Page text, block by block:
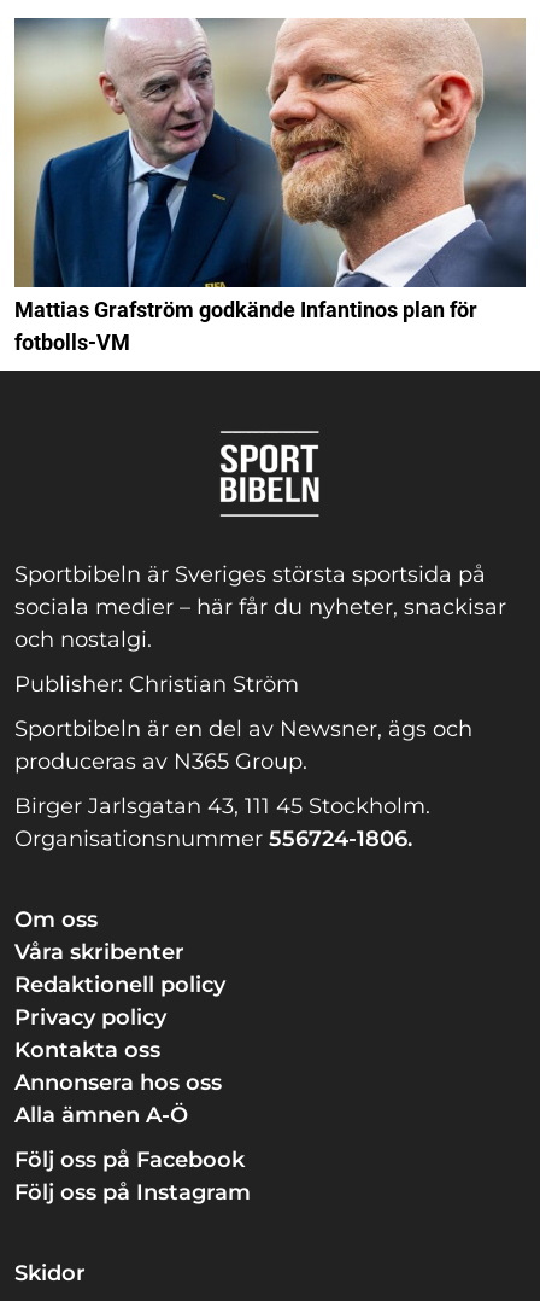
Mattias Grafström godkände Infantinos plan för
fotbolls-VM
Sportbibeln är Sveriges största sportsida på
sociala medier – här får du nyheter, snackisar
och nostalgi.
Publisher: Christian Ström
Sportbibeln är en del av Newsner, ägs och
produceras av N365 Group.
Birger Jarlsgatan 43, 111 45 Stockholm.
Organisationsnummer 556724-1806.
Om oss
Våra skribenter
Redaktionell policy
Privacy policy
Kontakta oss
Annonsera hos oss
Alla ämnen A-Ö
Följ oss på Facebook
Följ oss på Instagram
Skidor